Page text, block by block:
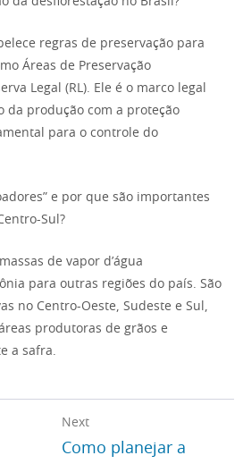
regras de preservação para
Áreas de Preservação
Legal (RL). Ele é o marco legal
da produção com a proteção
para o controle do
e por que são importantes
Sul?
de vapor d’água
para outras regiões do país. São
no Centro-Oeste, Sudeste e Sul,
produtoras de grãos e
a safra.
Next
Como planejar a